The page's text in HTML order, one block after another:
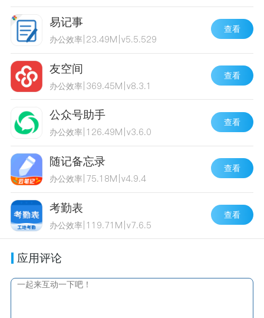
易记事
办公效率 23.49M v5.5.529
查看
友空间
办公效率 369.45M v8.3.1
查看
公众号助手
办公效率 126.49M v3.6.0
查看
随记备忘录
办公效率 75.18M v4.9.4
查看
考勤表
办公效率 119.71M v7.6.5
查看
应用评论